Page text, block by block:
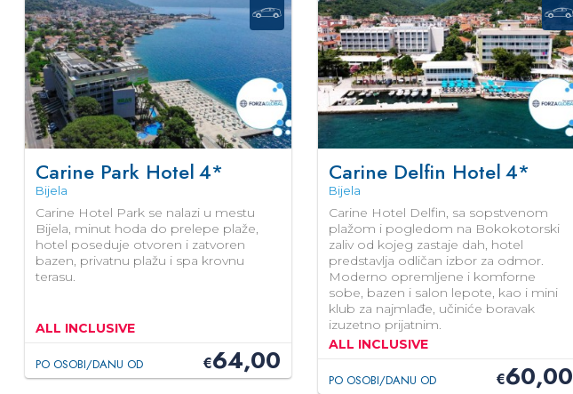
Carine Park Hotel 4*
Bijela
Carine Hotel Park se nalazi u mestu
Bijela, minut hoda do prelepe plaže,
hotel poseduje otvoren i zatvoren
bazen, privatnu plažu i spa krovnu
terasu.
ALL INCLUSIVE
PO OSOBI/DANU OD €64,00
Carine Delfin Hotel4*
Bijela
Carine Hotel Delfin, sa sopstvenom
plažom i pogledom na Bokokotorski
zaliv od kojeg zastaje dah, hotel
predstavlja odličan izbor za odmor.
Moderno opremljene i komforne
sobe, bazen i salon lepote, kao i mini
klub za najmlađe, učiniće boravak
izuzetno prijatnim.
ALL INCLUSIVE
PO OSOBI/DANU OD €60,00